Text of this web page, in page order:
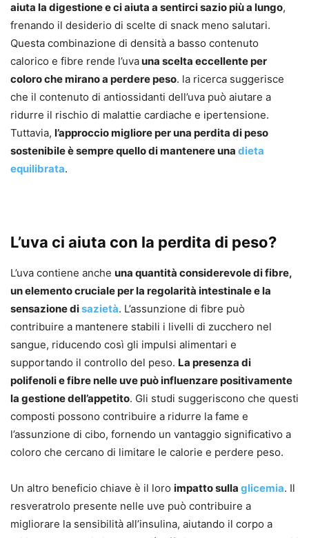
aiuta la digestione e ci aiuta a sentirci sazio più a lungo,
frenando il desiderio di scelte di snack meno salutari.
Questa combinazione di densità a basso contenuto
calorico e fibre rende l’uvauna scelta eccellente per
coloro che mirano a perdere peso. la ricerca suggerisce
che il contenuto di antiossidanti dell’uva può aiutare a
ridurre il rischio di malattie cardiache e ipertensione.
Tuttavia, l’approccio migliore per una perdita di peso
sostenibile è sempre quello di mantenere una dieta
equilibrata.
L’uva ci aiuta con la perdita di peso?
L’uva contiene anche una quantità considerevole di fibre,
un elemento cruciale per la regolarità intestinale e la
sensazione disazietà. L’assunzione di fibre può
contribuire a mantenere stabili i livelli di zucchero nel
sangue, riducendo così gli impulsi alimentari e
supportando il controllo del peso. La presenza di
polifenoli e fibre nelle uve può influenzare positivamente
la gestione dell’appetito. Gli studi suggeriscono che questi
composti possono contribuire a ridurre la fame e
l’assunzione di cibo, fornendo un vantaggio significativo a
coloro che cercano di limitare le calorie e perdere peso.
Un altro beneficio chiave è il loro impatto sulla glicemia. Il
resveratrolo presente nelle uve può contribuire a
migliorare la sensibilità all’insulina, aiutando il corpo a